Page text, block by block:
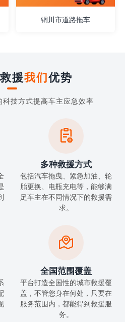
铜川市道路拖车
援我们优势
科技方式提高车主应急效率

多种救援方式
包括汽车拖曳、紧急加油、轮
胎更换、电瓶充电等，能够满
足车主在不同情况下的救援需
求。

全国范围覆盖
平台打造全国性的城市救援覆
盖，不管您身在何处，只要在
服务范围内，都能得到救援服
务。